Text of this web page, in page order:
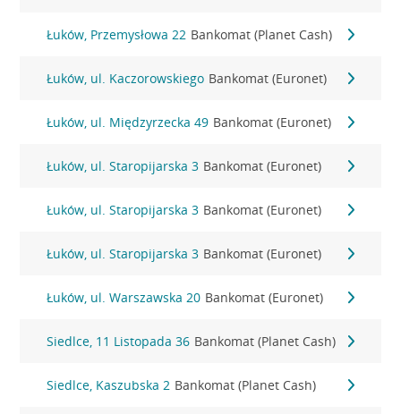
Łuków, Przemysłowa 22 Bankomat (Planet Cash)
Łuków, ul. Kaczorowskiego Bankomat (Euronet)
Łuków, ul. Międzyrzecka 49 Bankomat (Euronet)
Łuków, ul. Staropijarska 3 Bankomat (Euronet)
Łuków, ul. Staropijarska 3 Bankomat (Euronet)
Łuków, ul. Staropijarska 3 Bankomat (Euronet)
Łuków, ul. Warszawska 20 Bankomat (Euronet)
Siedlce, 11 Listopada 36 Bankomat (Planet Cash)
Siedlce, Kaszubska 2 Bankomat (Planet Cash)